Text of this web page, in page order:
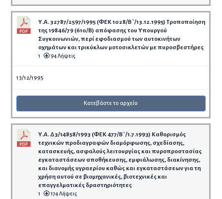
Υ.Α. 32787/2597/1995 (ΦΕΚ 1028/Β`/13.12.1995) Τροποποίηση
της 19846/79 (610/Β) απόφασης του Υπουργού
Συγκοινωνιών, περί εφοδιασμού των αυτοκινήτων
οχημάτων και τρικύκλων μοτοσικλετών με πυροσβεστήρες
1 94 Λήψεις
13/12/1995
Κατεβάστε το αρχείο
Υ.Α. Δ3/14858/1993 (ΦΕΚ 477/Β`/1.7.1993) Καθορισμός
τεχνικών προδιαγραφών διαμόρφωσης, σχεδίασης,
κατασκευής, ασφαλούς λειτουργίας και πυροπροστασίας
εγκαταστάσεων αποθήκευσης, εμφιάλωσης, διακίνησης,
και διανομής υγραερίου καθώς και εγκαταστάσεων για τη
χρήση αυτού σε βιομηχανικές, βιοτεχνικές και
επαγγελματικές δραστηριότητες
1 174 Λήψεις